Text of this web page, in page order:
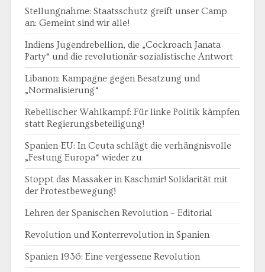
Stellungnahme: Staatsschutz greift unser Camp
an: Gemeint sind wir alle!
Indiens Jugendrebellion, die „Cockroach Janata
Party“ und die revolutionär-sozialistische Antwort
Libanon: Kampagne gegen Besatzung und
„Normalisierung“
Rebellischer Wahlkampf: Für linke Politik kämpfen
statt Regierungsbeteiligung!
Spanien-EU: In Ceuta schlägt die verhängnisvolle
„Festung Europa“ wieder zu
Stoppt das Massaker in Kaschmir! Solidarität mit
der Protestbewegung!
Lehren der Spanischen Revolution – Editorial
Revolution und Konterrevolution in Spanien
Spanien 1936: Eine vergessene Revolution